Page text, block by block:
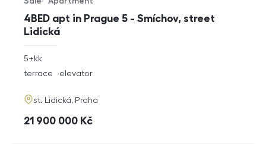
4BED apt in Prague 5 - Smíchov, street
Lidická
Offer type
Property type
rozměry
disposition
5+kk
funkce
terrace elevator
adresa
st. Lidická, Praha
cena
21 900 000 Kč